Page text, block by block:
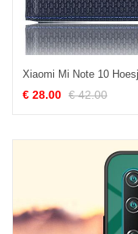
€ 28.00 € 42.00